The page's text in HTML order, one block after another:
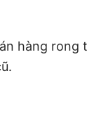
hàng rong